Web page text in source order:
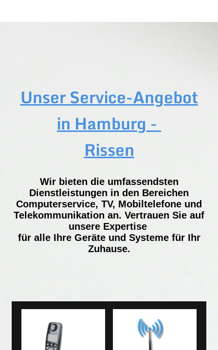
Unser Service-Angebot
in Hamburg -
Rissen
Wir bieten die umfassendsten
Dienstleistungen in den Bereichen
Computerservice, TV, Mobiltelefone und
Telekommunikation an. Vertrauen Sie auf
unsere Expertise
für alle Ihre Geräte und Systeme für Ihr
Zuhause.